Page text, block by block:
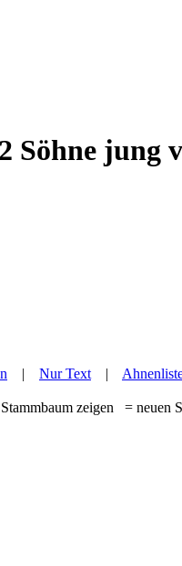
Söhne jung
| Nur Text|
= neuen